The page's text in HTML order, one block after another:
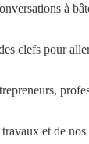
à
clefs pour
et de nos